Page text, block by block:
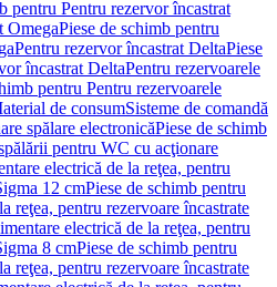
pentru Pentru rezervor încastrat
OmegaPiese de schimb pentru
Pentru rezervor încastrat DeltaPiese
încastrat DeltaPentru rezervoarele
pentru Pentru rezervoarele
de consumSisteme de comandă
spălare electronicăPiese de schimb
pentru WC cu acţionare
electrică de la reţea, pentru
12 cmPiese de schimb pentru
reţea, pentru rezervoare încastrate
electrică de la reţea, pentru
8 cmPiese de schimb pentru
reţea, pentru rezervoare încastrate